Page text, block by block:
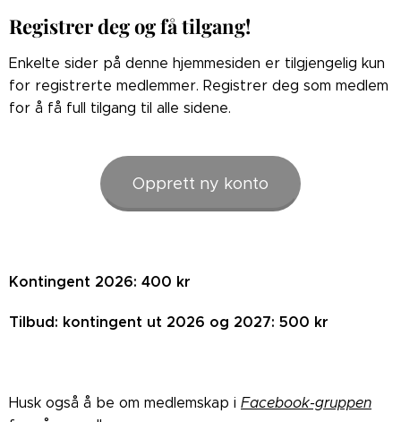
Registrer deg og få tilgang!
Enkelte sider på denne hjemmesiden er tilgjengelig kun
for registrerte medlemmer. Registrer deg som medlem
for å få full tilgang til alle sidene.
Opprett ny konto
Kontingent 2026: 400 kr
Tilbud: kontingent ut 2026 og 2027: 500 kr
Husk også å be om medlemskap i Facebook-gruppen